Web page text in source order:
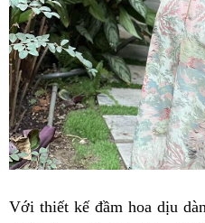
Với thiết kế đầm hoa dịu